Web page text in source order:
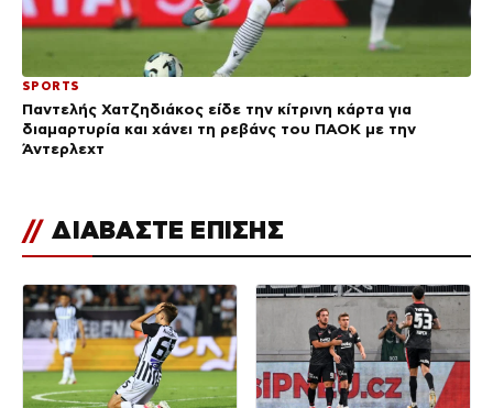
SPORTS
Παντελής Χατζηδιάκος είδε την κίτρινη κάρτα για
διαμαρτυρία και χάνει τη ρεβάνς του ΠΑΟΚ με την
Άντερλεχτ
// ΔΙΑΒΑΣΤΕ ΕΠΙΣΗΣ